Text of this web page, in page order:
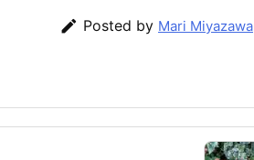
 Posted by Mari Miyazawa